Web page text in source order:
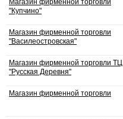
Магазин фирменной торговли
"Купчино"
Магазин фирменной торговли
"Василеостровская"
Магазин фирменной торговли ТЦ
"Русская Деревня"
Магазин фирменной торговли